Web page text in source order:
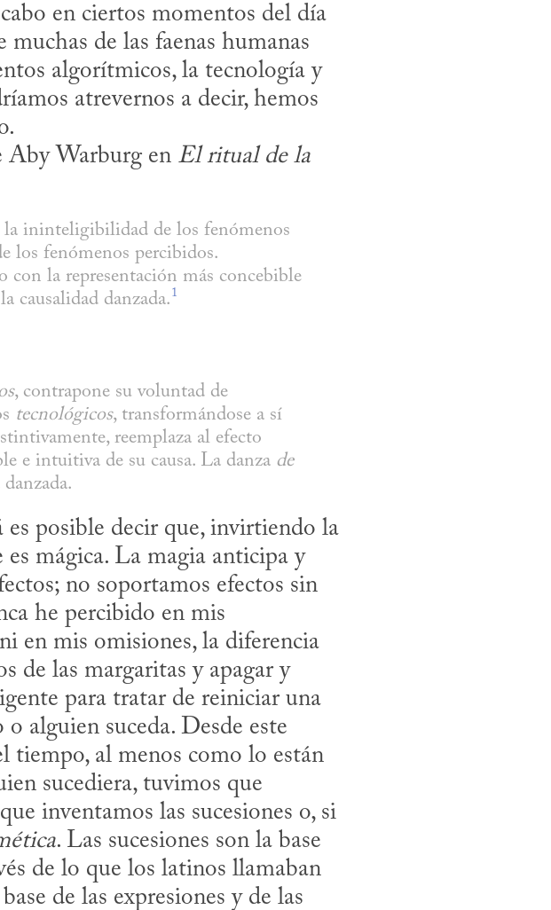
en ciertos momentos del día
de las faenas humanas
algorítmicos, la tecnología y
atrevernos a decir, hemos
de Aby Warburg en
El ritual de la
ininteligibilidad de los fenómenos
los fenómenos percibidos.
la representación más concebible
causalidad danzada. 1
, contrapone su voluntad de
tecnológicos, transformándose a sí
reemplaza al efecto
e intuitiva de su causa. La danza de
es posible decir que, invirtiendo la
mágica. La magia anticipa y
no soportamos efectos sin
he percibido en mis
en mis omisiones, la diferencia
de las margaritas y apagar y
para tratar de reiniciar una
alguien suceda. Desde este
tiempo, al menos como lo están
sucediera, tuvimos que
inventamos las sucesiones o, si
. Las sucesiones son la base
de toda secuencia, incluso del lenguaje, a través de lo que los latinos llamaban
de las expresiones y de las